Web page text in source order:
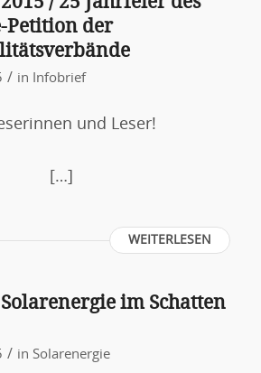
Petition der
/ in Infobrief
und Leser!
WEITERLESEN
im Schatten
/ in Solarenergie